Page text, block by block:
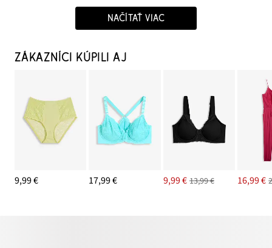
NAČÍTAŤ VIAC
ZÁKAZNÍCI KÚPILI AJ
9,99 € 17,99 € 9,99 € 13,99 € 16,99 €